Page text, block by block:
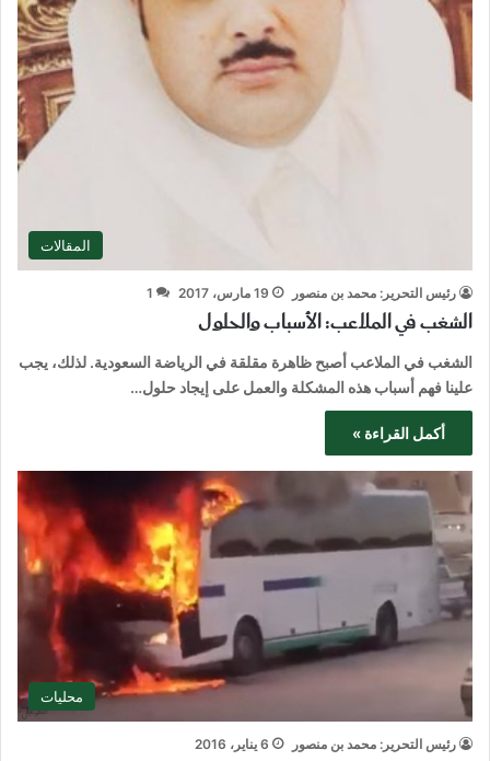
المقالات
رئيس التحرير: محمد بن منصور 19 مارس، 2017 1
الشغب في الملاعب: الأسباب والحلول
الشغب في الملاعب أصبح ظاهرة مقلقة في الرياضة السعودية. لذلك، يجب
علينا فهم أسباب هذه المشكلة والعمل على إيجاد حلول…
أكمل القراءة »
محليات
رئيس التحرير: محمد بن منصور 6 يناير، 2016